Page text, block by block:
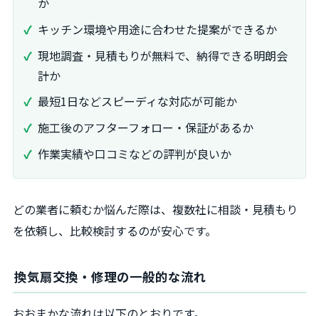
キッチン環境や用途に合わせた提案ができるか
現地調査・見積もりが無料で、納得できる明朗会
計か
最短1日などスピーディな対応が可能か
施工後のアフターフォロー・保証があるか
作業実績や口コミなどの評判が良いか
どの業者に頼むか悩んだ際は、複数社に相談・見積もり
を依頼し、比較検討するのが安心です。
換気扇交換・修理の一般的な流れ